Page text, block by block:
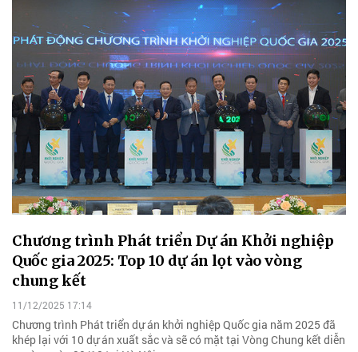
Chương trình Phát triển Dự án Khởi nghiệp
Quốc gia 2025: Top 10 dự án lọt vào vòng
chung kết
11/12/2025 17:14
Chương trình Phát triển dự án khởi nghiệp Quốc gia năm 2025 đã
khép lại với 10 dự án xuất sắc và sẽ có mặt tại Vòng Chung kết diễn